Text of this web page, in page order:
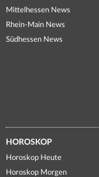
Mittelhessen News
Rhein-Main News
Südhessen News
HOROSKOP
Horoskop Heute
Horoskop Morgen